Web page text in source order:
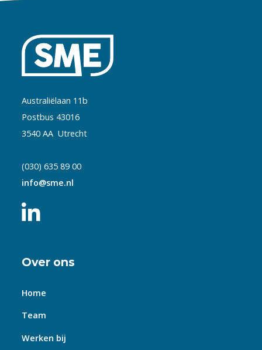
Australiëlaan 11b
Postbus 43016
3540 AA Utrecht
(030) 635 89 00
info@sme.nl
Over ons
Home
Team
Werken bij